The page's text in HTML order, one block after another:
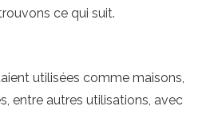
ce qui suit.
utilisées comme maisons,
entre autres utilisations, avec